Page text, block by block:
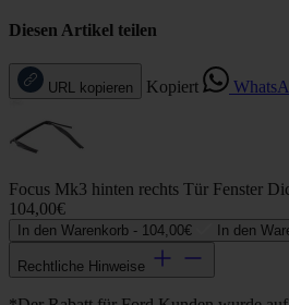
Diesen Artikel teilen
URL kopieren Kopiert
Focus Mk3 hinten rechts Tür Fenster
104,00€
In den Warenkorb - 104,00€ In den
Rechtliche Hinweise